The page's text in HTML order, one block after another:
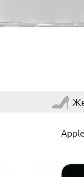
Apple